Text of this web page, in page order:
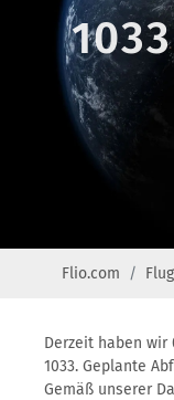
Flio.com
Derzeit haben wir
1033. Geplante
Gemäß unserer